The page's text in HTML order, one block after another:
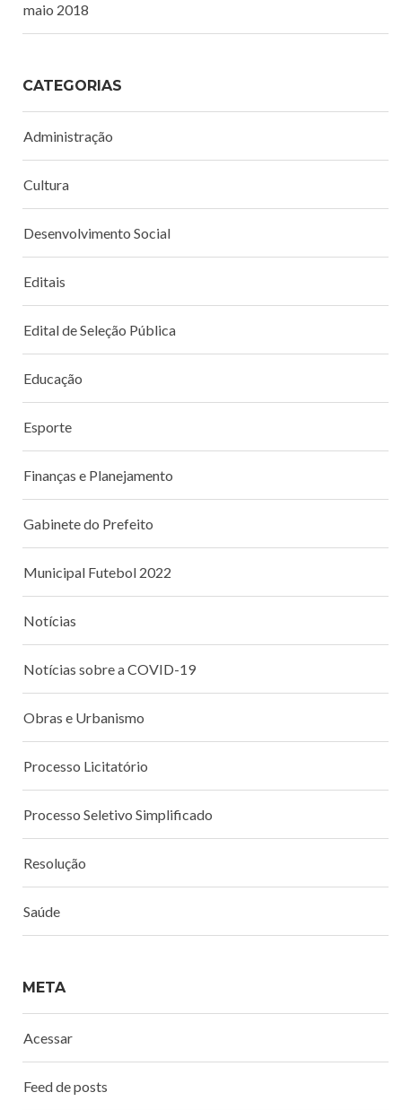
maio 2018
CATEGORIAS
Administração
Cultura
Desenvolvimento Social
Editais
Edital de Seleção Pública
Educação
Esporte
Finanças e Planejamento
Gabinete do Prefeito
Municipal Futebol 2022
Notícias
Notícias sobre a COVID-19
Obras e Urbanismo
Processo Licitatório
Processo Seletivo Simplificado
Resolução
Saúde
META
Acessar
Feed de posts